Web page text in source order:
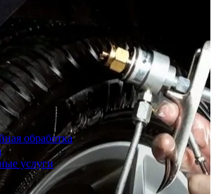
обработка
услуги